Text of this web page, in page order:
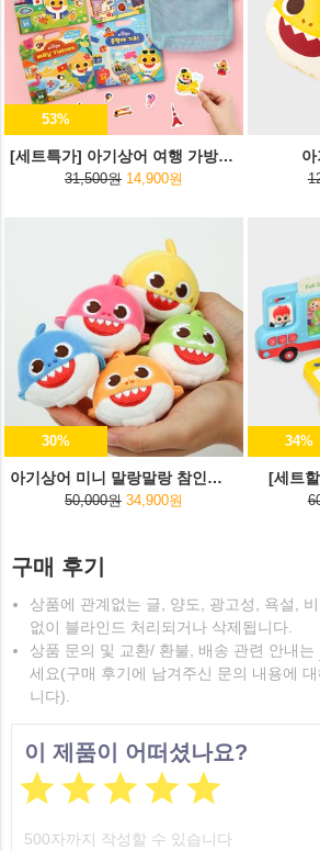
53%
[세트특가] 아기상어 여행 가방스티커+여행용 파우치
31,500원 14,900원
30%
아기상어 미니 말랑말랑 참인형 5종세트
50,000원 34,900원
34%
[세트
구매 후기
상품에 관계없는 글, 양도, 광고성, 욕설,
없이 블라인드 처리되거나 삭제됩니다.
상품 문의 및 교환/ 환불, 배송 관련 안내는
세요(구매 후기에 남겨주신 문의 내용에
니다).
이 제품이 어떠셨나요?
